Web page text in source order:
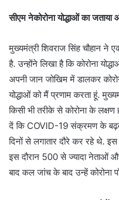
सीएम नेकोरोना योद्धाओं का जताया
मुख्यमंत्री शिवराज सिंह चौहान ने
है. उन्होंने लिखा है कि कोरोना
अपनी जान जोखिम में डालकर
योद्धाओं को मैं प्रणाम करता हूं.
किसी भी तरीके से कोरोना के
दें कि COVID-19 संक्रमण के
दिनों से लगातार दौरे कर रहे थे.
इस दौरान 500 से ज्यादा
बाद कल जांच के बाद उन्हें कोरोना